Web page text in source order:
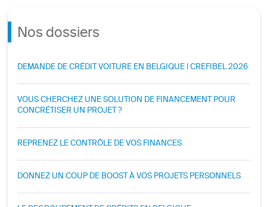
Nos dossiers
DEMANDE DE CRÉDIT VOITURE EN BELGIQUE | CREFIBEL 2026
VOUS CHERCHEZ UNE SOLUTION DE FINANCEMENT POUR
CONCRÉTISER UN PROJET ?
REPRENEZ LE CONTRÔLE DE VOS FINANCES
DONNEZ UN COUP DE BOOST À VOS PROJETS PERSONNELS